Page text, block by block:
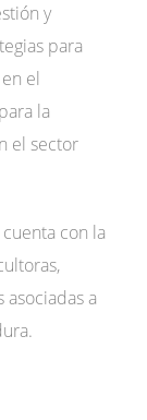
y
para
el
la
el sector
con la
a